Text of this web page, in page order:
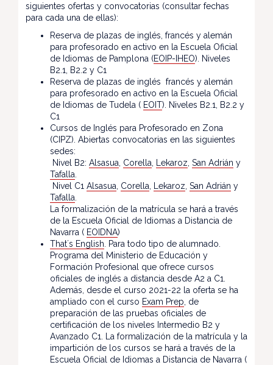
siguientes ofertas y convocatorias (consultar fechas
para cada una de ellas):
Reserva de plazas de inglés, francés y alemán
para profesorado en activo en la Escuela Oficial
de Idiomas de Pamplona (EOIP-IHEO). Niveles
B2.1, B2.2 y C1
Reserva de plazas de inglés francés y alemán
para profesorado en activo en la Escuela Oficial
de Idiomas de Tudela ( EOIT). Niveles B2.1, B2.2 y
C1
Cursos de Inglés para Profesorado en Zona
(CIPZ). Abiertas convocatorias en las siguientes
sedes:
Nivel B2: Alsasua Corella Lekaroz San Adrián y
Tafalla
Nivel C1 Alsasua Corella Lekaroz San Adrián y
Tafalla
La formalización de la matrícula se hará a través
de la Escuela Oficial de Idiomas a Distancia de
Navarra ( EOIDNA)
That´s English . Para todo tipo de alumnado.
Programa del Ministerio de Educación y
Formación Profesional que ofrece cursos
oficiales de inglés a distancia desde A2 a C1.
Además, desde el curso 2021-22 la oferta se ha
ampliado con el curso Exam Prep , de
preparación de las pruebas oficiales de
certificación de los niveles Intermedio B2 y
Avanzado C1. La formalización de la matrícula y la
impartición de los cursos se hará a través de la
Escuela Oficial de Idiomas a Distancia de Navarra (